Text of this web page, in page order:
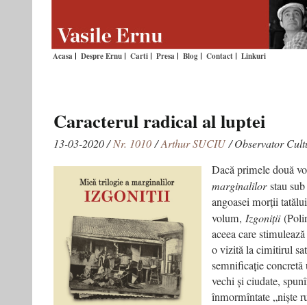
Acasa Despre Ernu Carti Presa Blog Contact Linkuri
Caracterul radical al luptei
13-03-2020 /Nr. 1010/Arthur SUCIU/ Observator
Dacă primele două
marginalilorstau
angoasei morții
volum, Izgoniții
aceea care
o vizită la cimitirul
semnificație
vechi și ciudate,
înmormîntate „niște